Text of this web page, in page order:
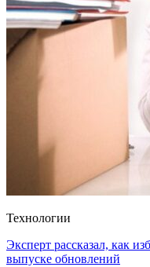
Технологии
Эксперт рассказал, как
выпуске обновлений